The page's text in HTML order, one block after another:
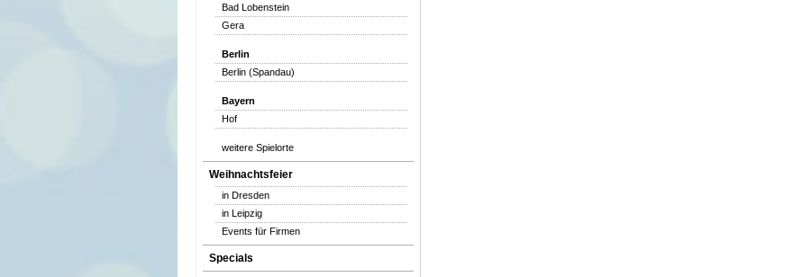
Bad Lobenstein
Gera
Berlin
Berlin (Spandau)
Bayern
Hof
weitere Spielorte
Weihnachtsfeier
in Dresden
in Leipzig
Events für Firmen
Specials